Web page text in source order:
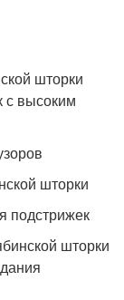
шторки
с высоким
шторки
подстрижек
шторки